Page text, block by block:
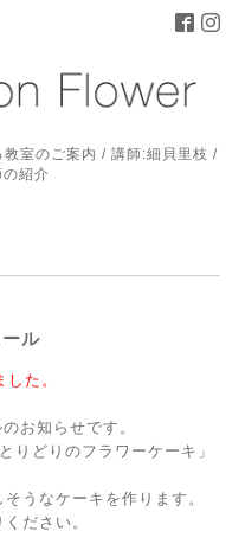
室のご案内 / 講師:細貝里枝 /
紹介
ル
た。
お知らせです。
りどりのフラワーケーキ」
うなケーキを作ります。
ださい。